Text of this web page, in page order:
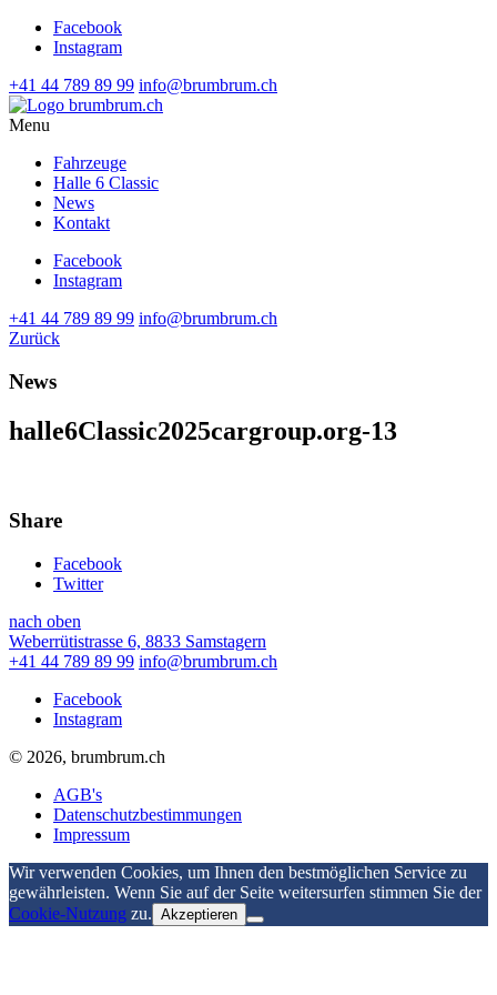
Facebook
Instagram
+41 44 789 89 99 info@brumbrum.ch
Menu
Fahrzeuge
Halle 6 Classic
News
Kontakt
Facebook
Instagram
+41 44 789 89 99 info@brumbrum.ch
Zurück
News
halle6Classic2025cargroup.org-13
Share
Facebook
Twitter
nach oben
Weberrütistrasse 6, 8833 Samstagern
+41 44 789 89 99 info@brumbrum.ch
Facebook
Instagram
© 2026, brumbrum.ch
AGB's
Datenschutzbestimmungen
Impressum
Wir verwenden Cookies, um Ihnen den bestmöglichen Service zu
gewährleisten. Wenn Sie auf der Seite weitersurfen stimmen Sie der
Cookie-Nutzung zu. Akzeptieren